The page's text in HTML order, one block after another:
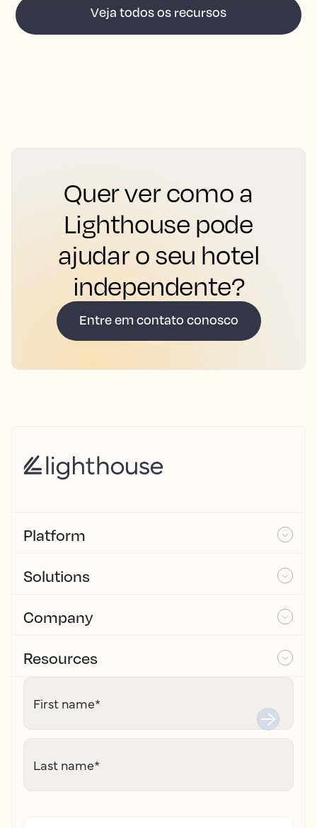
Veja todos os recursos
Quer ver como a
Lighthouse pode
ajudar o seu hotel
independente?
Entre em contato conosco
Platform
Solutions
Company
Resources
First name*
Last name*